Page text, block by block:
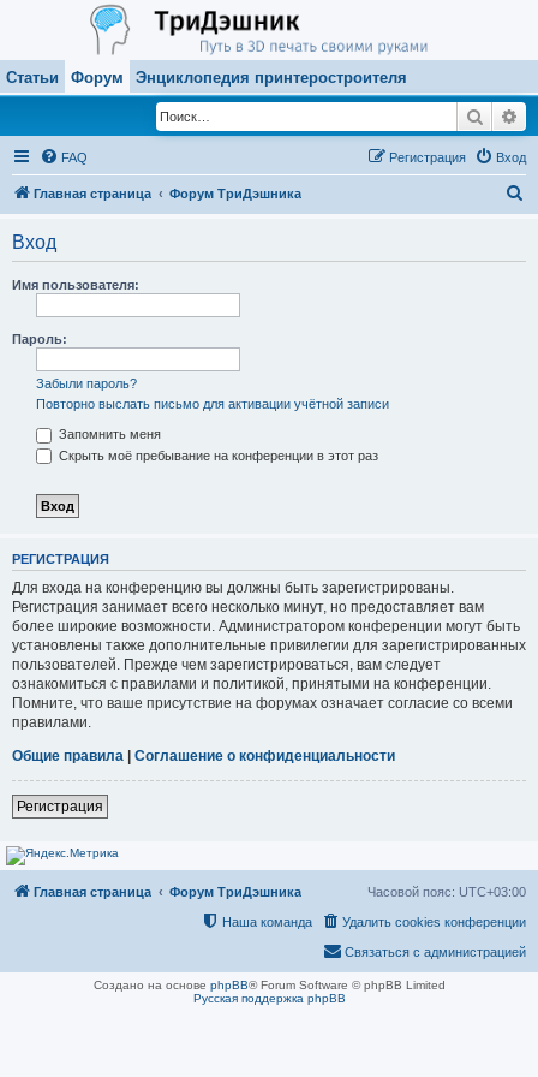
Статьи Форум Энциклопедия принтеростроителя
Поиск
FAQ Вход
Регистрация
Главная страница Форум ТриДэшника
Вход
Имя пользователя:
Пароль:
Забыли пароль?
Повторно выслать письмо для активации учётной записи
Запомнить меня
Скрыть моё пребывание на конференции в этот раз
РЕГИСТРАЦИЯ
Для входа на конференцию вы должны быть зарегистрированы.
Регистрация занимает всего несколько минут, но предоставляет вам
более широкие возможности. Администратором конференции могут быть
установлены также дополнительные привилегии для зарегистрированных
пользователей. Прежде чем зарегистрироваться, вам следует
ознакомиться с правилами и политикой, принятыми на конференции.
Помните, что ваше присутствие на форумах означает согласие со всеми
правилами.
Общие правила | Соглашение о конфиденциальности
Регистрация
Главная страница Форум ТриДэшника Часовой пояс: UTC+03:00
Удалить cookies конференции
Наша команда
Связаться с администрацией
Создано на основе phpBB® Forum Software © phpBB Limited
Русская поддержка phpBB